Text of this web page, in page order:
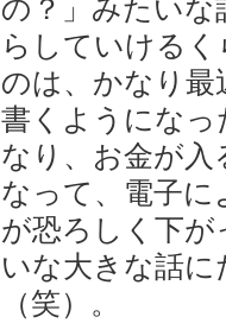
の？」みたいな
らしていける
のは、かなり
書くようになっ
なり、お金が
なって、電子
が恐ろしく下が
いな大きな話
（笑）。